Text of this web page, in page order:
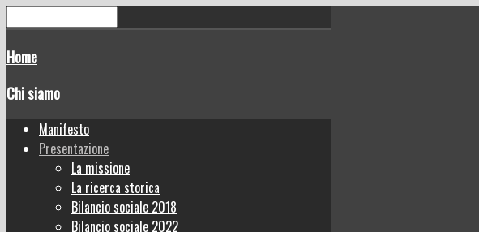
Home
Chi siamo
Manifesto
Presentazione
La missione
La ricerca storica
Bilancio sociale 2018
Bilancio sociale 2022